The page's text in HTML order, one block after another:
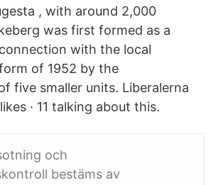
, with around 2,000
was first formed as a
with the local
of 1952 by the
five smaller units. Liberalerna
· 11 talking about this.
och
bestäms av